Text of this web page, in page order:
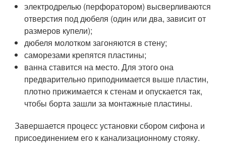
электродрелью (перфоратором) высверливаются
отверстия под дюбеля (один или два, зависит от
размеров купели);
дюбеля молотком загоняются в стену;
саморезами крепятся пластины;
ванна ставится на место. Для этого она
предварительно приподнимается выше пластин,
плотно прижимается к стенам и опускается так,
чтобы борта зашли за монтажные пластины.
Завершается процесс установки сбором сифона и
присоединением его к канализационному стояку.